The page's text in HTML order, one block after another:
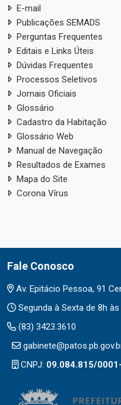
E-mail
Publicações SEMADS
Perguntas Frequentes
Editais e Links Úteis
Dúvidas Frequentes
Processos Seletivos
Jornais Oficiais
Glossário
Cadastro da Habitação
Glossário Web
Manual de Navegação
Resultados de Exames
Mapa do Site
Corona Vírus
Fale Conosco
Av. Epitácio Pessoa, 91
Segunda à Sexta de 8h às
(83) 3423.3610
CNPJ: 09.084.815/